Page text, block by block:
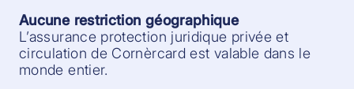
Aucune restriction géographique
L’assurance protection juridique privée et
circulation de Cornèrcard est valable dans le
monde entier.